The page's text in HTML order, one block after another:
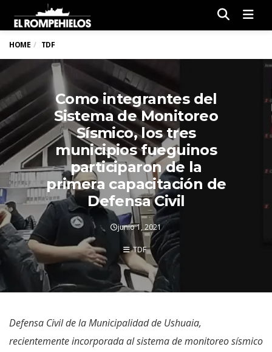
HOME TDF
Como integrantes del
Sistema de Monitoreo
Sísmico, los tres
municipios fueguinos
participaron de la
primera capacitación de
Defensa Civil
junio 1, 2021
TDF
Defensa Civil de la Municipalidad de Ushuaia,
recientemente incorporada al sistema de monitoreo sísmico